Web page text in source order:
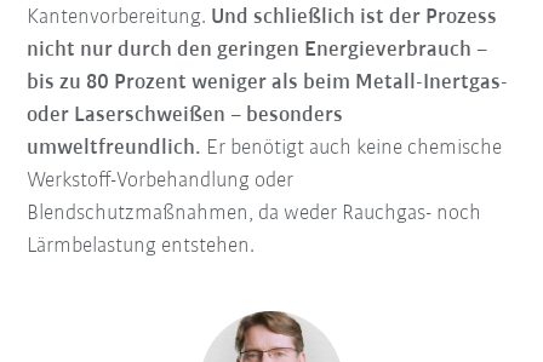
Kantenvorbereitung. Und schließlich ist der Prozess
nicht nur durch den geringen Energieverbrauch –
bis zu 80 Prozent weniger als beim Metall-Inertgas-
oder Laserschweißen – besonders
umweltfreundlich. Er benötigt auch keine chemische
Werkstoff-Vorbehandlung oder
Blendschutzmaßnahmen, da weder Rauchgas- noch
Lärmbelastung entstehen.